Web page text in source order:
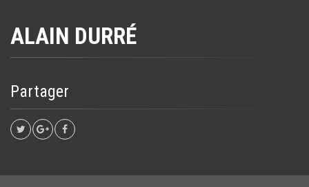
ALAIN DURRÉ
Partager